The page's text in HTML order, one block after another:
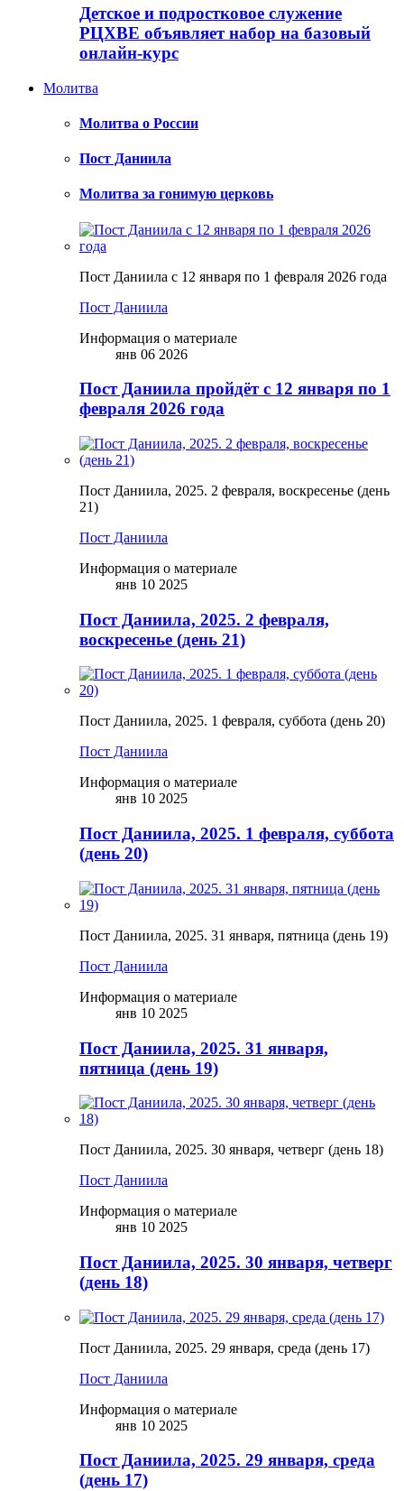
Детское и подростковое служение
РЦХВЕ объявляет набор на базовый
онлайн-курс
Молитва
Молитва о России
Пост Даниила
Молитва за гонимую церковь
Пост Даниила с 12 января по 1 февраля 2026 года
Пост Даниила
Информация о материале
янв 06 2026
Пост Даниила пройдёт с 12 января по 1
февраля 2026 года
Пост Даниила, 2025. 2 февраля, воскресенье (день
21)
Пост Даниила
Информация о материале
янв 10 2025
Пост Даниила, 2025. 2 февраля,
воскресенье (день 21)
Пост Даниила, 2025. 1 февраля, суббота (день 20)
Пост Даниила
Информация о материале
янв 10 2025
Пост Даниила, 2025. 1 февраля, суббота
(день 20)
Пост Даниила, 2025. 31 января, пятница (день 19)
Пост Даниила
Информация о материале
янв 10 2025
Пост Даниила, 2025. 31 января,
пятница (день 19)
Пост Даниила, 2025. 30 января, четверг (день 18)
Пост Даниила
Информация о материале
янв 10 2025
Пост Даниила, 2025. 30 января, четверг
(день 18)
Пост Даниила, 2025. 29 января, среда (день 17)
Пост Даниила
Информация о материале
янв 10 2025
Пост Даниила, 2025. 29 января, среда
(день 17)